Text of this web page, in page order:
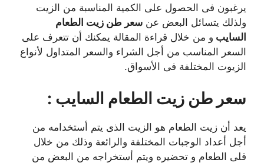
يرغبون فى الحصول على الكمية المناسبة من الزيت
ولذلك يتسائل البعض عن سعر طن زيت الطعام
السايب و من خلال قراءة المقالة يمكنك أن تتعرف على
السعر المناسب من أجل الشراء والسعر المتداول لأنواع
الزيوت المختلفة فى الأسواق.
سعر طن زيت الطعام السايب :
يعد أن زيت الطعام هو الزيت الذى يتم أستخدامه من
أجل أعداد الوجبات المختلفة والرائعة وذلك من خلال
قلى الطعام و تحضيره ويتم أستخراجه من البعض من